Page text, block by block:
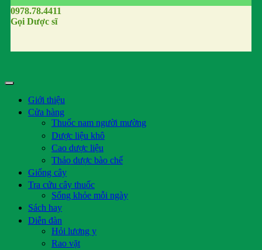
0978.78.4411
Gọi Dược sĩ
Giới thiệu
Cửa hàng
Thuốc nam người mường
Dược liệu khô
Cao dược liệu
Thảo dược bào chế
Giống cây
Tra cứu cây thuốc
Sống khỏe mỗi ngày
Sách hay
Diễn đàn
Hỏi lương y
Rao vặt